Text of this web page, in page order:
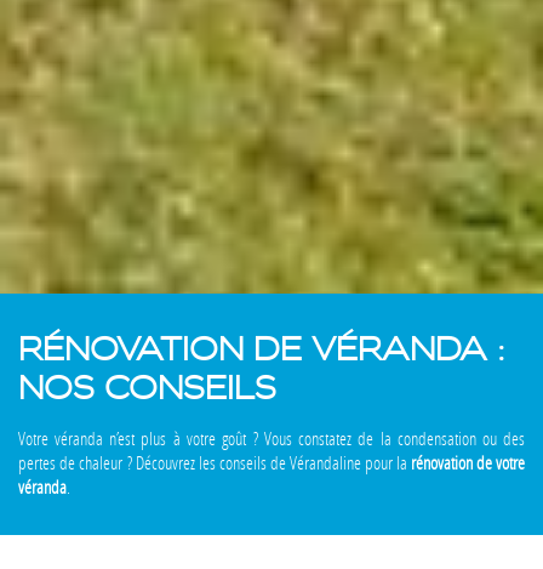
RÉNOVATION DE VÉRANDA :
NOS CONSEILS
Votre véranda n’est plus à votre goût ? Vous constatez de la condensation ou des
pertes de chaleur ? Découvrez les conseils de Vérandaline pour la rénovation de votre
véranda